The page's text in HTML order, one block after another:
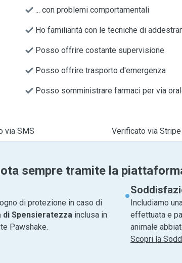
... con problemi comportamentali
Ho familiarità con le tecniche di
Posso offrire costante supervisione
Posso offrire trasporto d'emergenza
Posso somministrare farmaci per via
via SMS Verificato via Stripe
sempre tramite la
di protezione in caso di
di Spensieratezza inclusa in
Pawshake.
Includiamo
effettuata e
animale
Scopri la